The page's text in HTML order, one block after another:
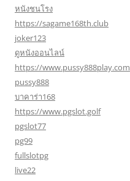
หนังชนโรง
https://sagame168th.club
joker123
ดูหนังออนไลน์
https://www.pussy888play.com
pussy888
บาคาร่า168
https://www.pgslot.golf
pgslot77
pg99
fullslotpg
live22